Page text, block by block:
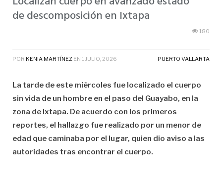
de descomposición en Ixtapa
180
POR KENIA MARTÍNEZ EN 1 JULIO, 2026 PUERTO VALLARTA
La tarde de este miércoles fue localizado el cuerpo
sin vida de un hombre en el paso del Guayabo, en la
zona de Ixtapa. De acuerdo con los primeros
reportes, el hallazgo fue realizado por un menor de
edad que caminaba por el lugar, quien dio aviso a las
autoridades tras encontrar el cuerpo.